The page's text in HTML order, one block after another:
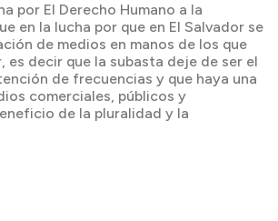
por El Derecho Humano a la
en la lucha por que en El Salvador se
de medios en manos de los que
es decir que la subasta deje de ser el
de frecuencias y que haya una
comerciales, públicos y
de la pluralidad y la